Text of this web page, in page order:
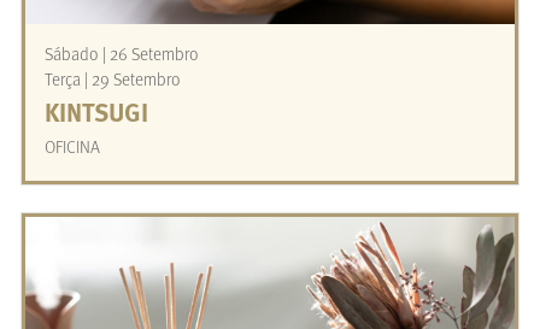
Sábado | 26 Setembro
Terça | 29 Setembro ‎
KINTSUGI
OFICINA